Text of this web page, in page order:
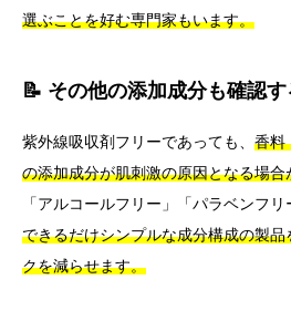
選ぶことを好む専門家もいます。
📝 その他の添加成分も確認す
紫外線吸収剤フリーであっても、 香料
の添加成分が肌刺激の原因となる場合
「アルコールフリー」「パラベンフリ
できるだけシンプルな成分構成の製
クを減らせます。